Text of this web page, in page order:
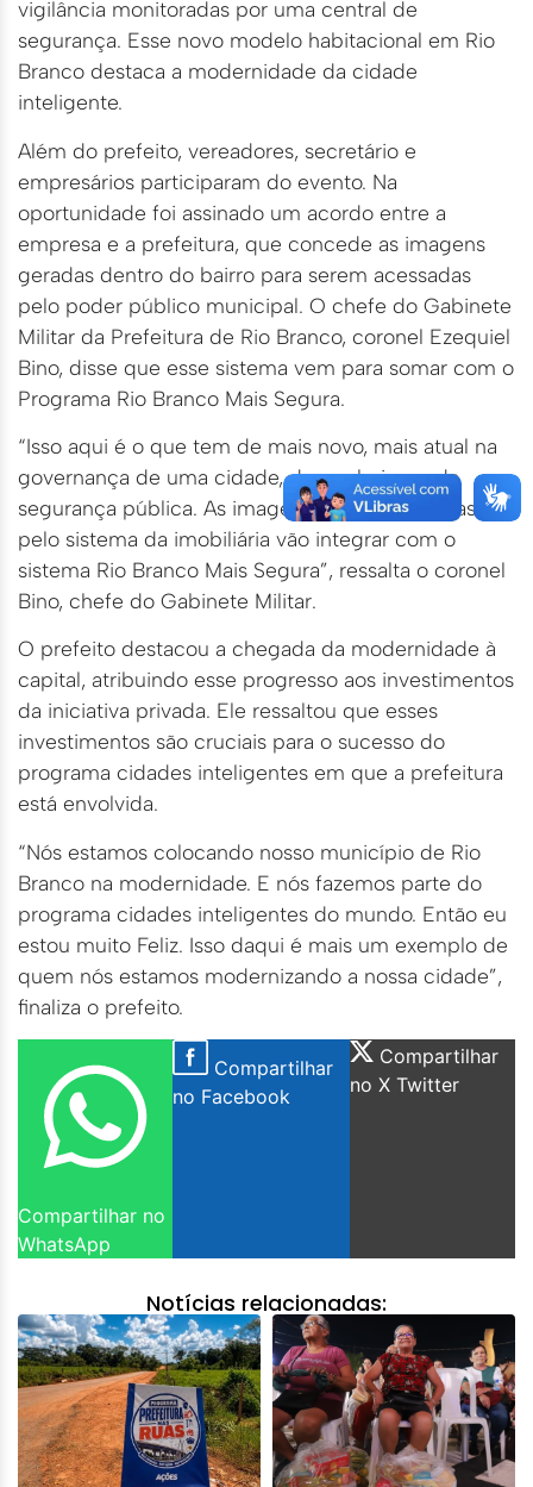
vigilância monitoradas por uma central de
segurança. Esse novo modelo habitacional em Rio
Branco destaca a modernidade da cidade
inteligente.
Além do prefeito, vereadores, secretário e
empresários participaram do evento. Na
oportunidade foi assinado um acordo entre a
empresa e a prefeitura, que concede as imagens
geradas dentro do bairro para serem acessadas
pelo poder público municipal. O chefe do Gabinete
Militar da Prefeitura de Rio Branco, coronel Ezequiel
Bino, disse que esse sistema vem para somar com o
Programa Rio Branco Mais Segura.
“Isso aqui é o que tem de mais novo, mais atual na
governança de uma cidade, de um bairro e da
segurança pública. As imagens que são geradas
pelo sistema da imobiliária vão integrar com o
sistema Rio Branco Mais Segura”, ressalta o coronel
Bino, chefe do Gabinete Militar.
O prefeito destacou a chegada da modernidade à
capital, atribuindo esse progresso aos investimentos
da iniciativa privada. Ele ressaltou que esses
investimentos são cruciais para o sucesso do
programa cidades inteligentes em que a prefeitura
está envolvida.
“Nós estamos colocando nosso município de Rio
Branco na modernidade. E nós fazemos parte do
programa cidades inteligentes do mundo. Então eu
estou muito Feliz. Isso daqui é mais um exemplo de
quem nós estamos modernizando a nossa cidade”,
finaliza o prefeito.
Compartilhar no
WhatsApp
Compartilhar
no Facebook
Compartilhar
no X Twitter
Notícias relacionadas: